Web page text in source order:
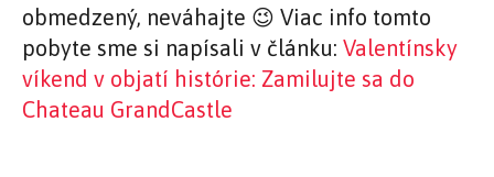
obmedzený, neváhajte 😉 Viac info tomto
pobyte sme si napísali v článku: Valentínsky
víkend v objatí histórie: Zamilujte sa do
Chateau GrandCastle